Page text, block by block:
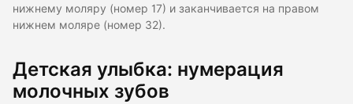
нижнему моляру (номер 17) и заканчивается на правом
нижнем моляре (номер 32).
Детская улыбка: нумерация
молочных зубов